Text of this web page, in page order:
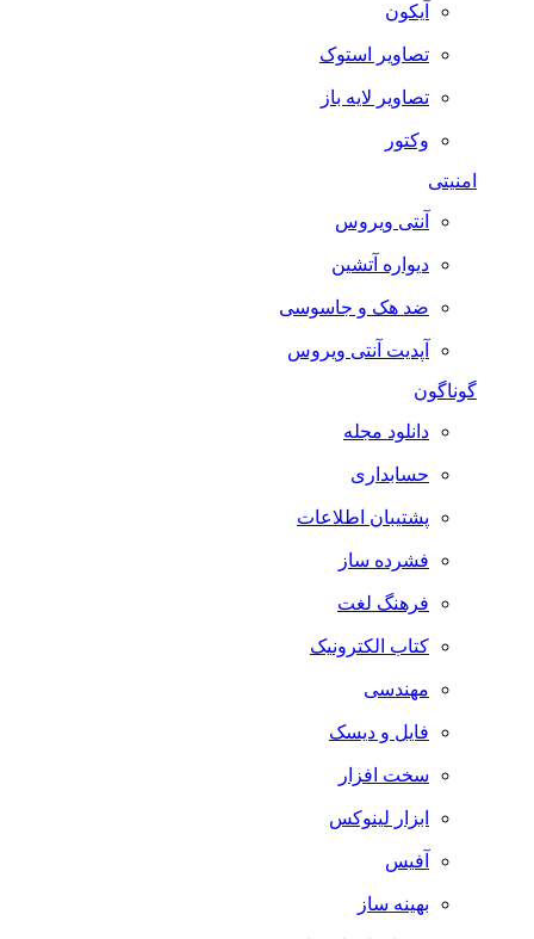
آیکون
تصاویر استوک
تصاویر لایه باز
وکتور
آنتی ویروس
دیواره آتشین
ضد هک و جاسوسی
آپدیت آنتی ویروس
گوناگون
دانلود مجله
حسابداری
پشتیبان اطلاعات
فشرده ساز
فرهنگ لغت
کتاب الکترونیک
مهندسی
فایل و دیسک
سخت افزار
ابزار لینوکس
آفیس
بهینه ساز